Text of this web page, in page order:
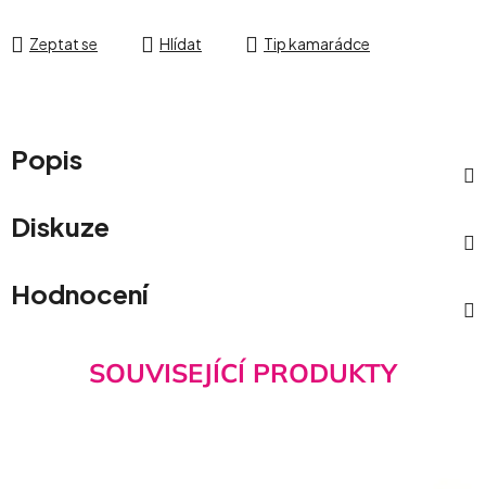
Zeptat se Hlídat Tip kamarádce
Popis
Diskuze
Hodnocení
SOUVISEJÍCÍ PRODUKTY